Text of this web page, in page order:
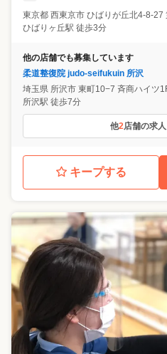
東京都 西東京市 ひばりが丘北4-8-27
ひばりヶ丘駅 徒歩3分
他の店舗でも募集しています
柔道整復院 judo-seifukuin 所沢
埼玉県 所沢市 東町10−7 斉商ハイツ
所沢駅 徒歩7分
他2店舗の求
キープする